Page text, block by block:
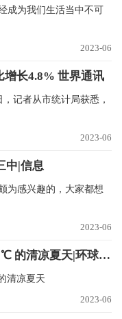
成为我们生活当中不可
2023-06
增长4.8% 世界通讯
记者从市统计局获悉，
2023-06
中|信息
为感兴趣的，大家都想
2023-06
安顺推介会走进成都，邀您体验21℃ 的清凉夏天|环球微资讯
清凉夏天
2023-06